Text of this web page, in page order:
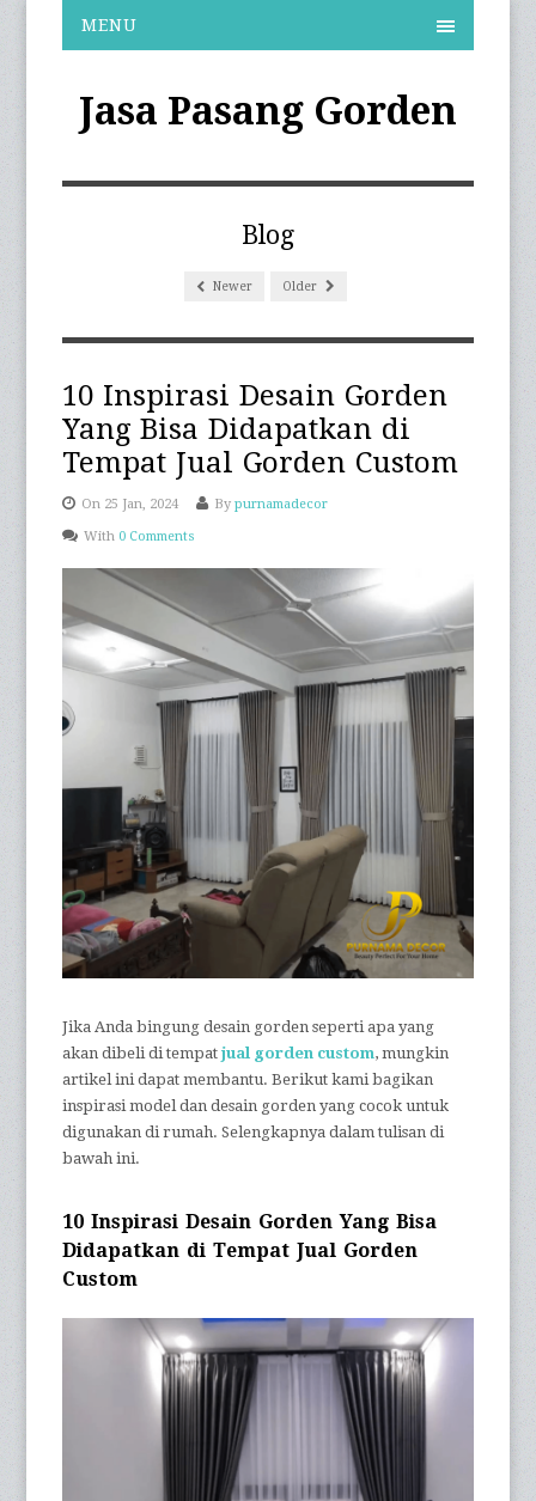
MENU
Jasa Pasang Gorden
Blog
Newer Older
10 Inspirasi Desain Gorden
Yang Bisa Didapatkan di
Tempat Jual Gorden Custom
On 25 Jan, 2024 Bypurnamadecor
With 0 Comments
Jika Anda bingung desain gorden seperti apa yang
akan dibeli di tempatjual gorden custom, mungkin
artikel ini dapat membantu. Berikut kami bagikan
inspirasi model dan desain gorden yang cocok untuk
digunakan di rumah. Selengkapnya dalam tulisan di
bawah ini.
10 Inspirasi Desain Gorden Yang Bisa
Didapatkan di Tempat Jual Gorden
Custom